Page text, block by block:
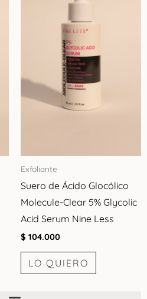
Exfoliante
Suero de Ácido Glocólico
Molecule-Clear 5% Glycolic
Acid Serum Nine Less
$ 104.000
LO QUIERO